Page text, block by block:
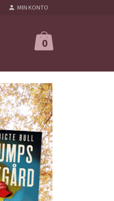
MIN KONTO
0